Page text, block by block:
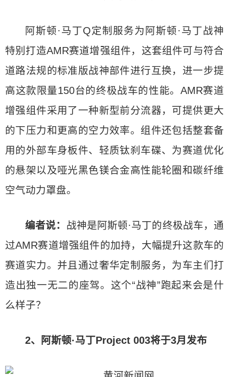
阿斯顿·马丁Q定制服务为阿斯顿·马丁战神
特别打造AMR赛道增强组件，这套组件可与符合
道路法规的标准版战神部件进行互换，进一步提
高这款限量150台的终极战车的性能。AMR赛道
增强组件采用了一种新型前分流器，可提供更大
的下压力和更高的空力效率。组件还包括整套备
用的外部车身板件、轻质钛刹车碟、为赛道优化
的悬架以及哑光黑色镁合金高性能轮圈和碳纤维
空气动力罩盘。
编者说： 战神是阿斯顿·马丁的终极战车，通
过AMR赛道增强组件的加持，大幅提升这款车的
赛道实力。并且通过奢华定制服务，为车主们打
造出独一无二的座驾。这个“战神”跑起来会是什
么样子？
2、 阿斯顿·马丁Project 003将于3月发布